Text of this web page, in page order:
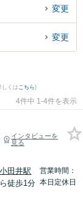
い』『自筆証書遺言
たい』『初回相談無
の弁護士に相談予約
変更
変更
しくはこちら)
4件中 1-4件を表示
インタビューを
見る
田井駅
徒歩1分
営業時間：
本日定休日